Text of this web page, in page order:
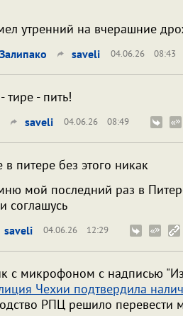
утренний на вчерашние
saveli 04.06.26 08:43
тире - пить!
saveli 04.06.26 08:49
в питере без этого никак
мой последний раз в
соглашусь
saveli 04.06.26 12:29
с микрофоном с надписью
Чехии подтвердила
РПЦ решило перевести